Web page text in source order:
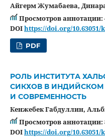
Айгерм Жумабаева,
Просмотров аннотации:
DOIhttps://doi.org/10.63051/
PDF
РОЛЬ ИНСТИТУТА
СИКХОВ В
И СОВРЕМЕННОСТЬ
Кенжебек Габдуллин,
Просмотров аннотации:
DOIhttps://doi.org/10.63051/